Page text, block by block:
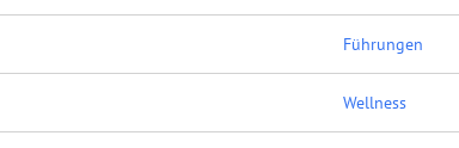
Führungen
Wellness